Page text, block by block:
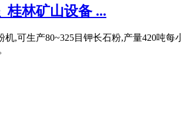
桂林矿山设备 ...
,可生产80~325目钾长石粉,产量420吨